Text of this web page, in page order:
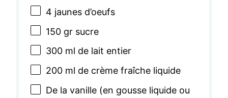
4 jaunes d’oeufs
150gr sucre
300ml de lait entier
200ml de crème fraîche liquide
De la vanille (en gousse liquide ou